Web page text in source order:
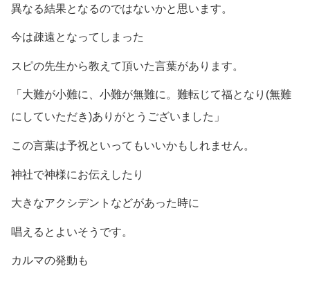
異なる結果となるのではないかと思います。
今は疎遠となってしまった
スピの先生から教えて頂いた言葉があります。
「大難が小難に、小難が無難に。難転じて福となり(無難
にしていただき)ありがとうございました」
この言葉は予祝といってもいいかもしれません。
神社で神様にお伝えしたり
大きなアクシデントなどがあった時に
唱えるとよいそうです。
カルマの発動も